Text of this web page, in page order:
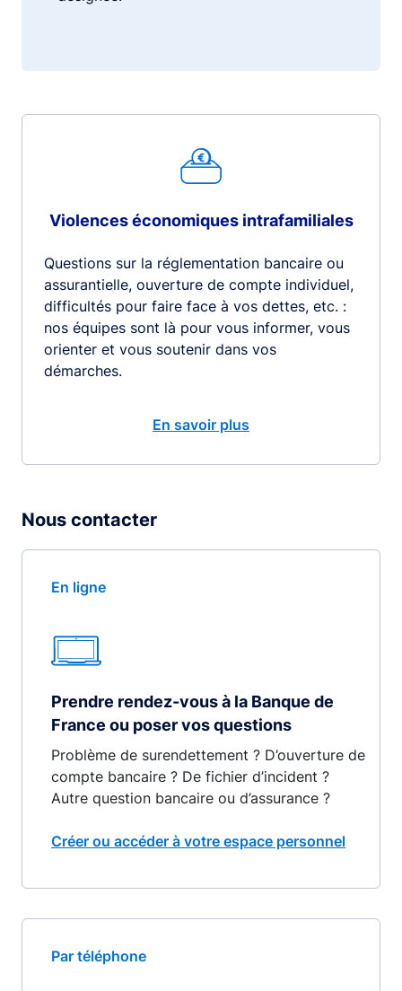
Violences économiques intrafamiliales
Questions sur la réglementation bancaire ou
assurantielle, ouverture de compte individuel,
difficultés pour faire face à vos dettes, etc. :
nos équipes sont là pour vous informer, vous
orienter et vous soutenir dans vos
démarches.
En savoir plus
Nous contacter
En ligne
Prendre rendez-vous à la Banque de
France ou poser vos questions
Problème de surendettement ? D’ouverture de
compte bancaire ? De fichier d’incident ?
Autre question bancaire ou d’assurance ?
Créer ou accéder à votre espace personnel
Par téléphone